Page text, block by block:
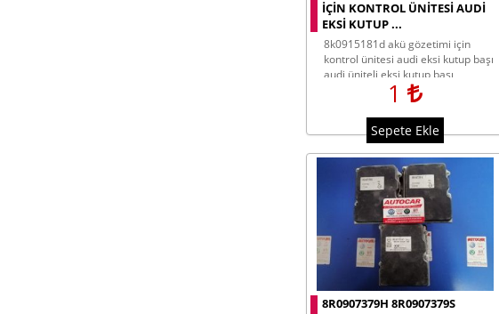
IÇIN KONTROL ÜNITESI AUDI
EKSI KUTUP ...
8k0915181d akü gözetimi için
kontrol ünitesi audi eksi kutup başı
audi üniteli eksi kutup başı
1
Sepete Ekle
8R0907379H 8R0907379S